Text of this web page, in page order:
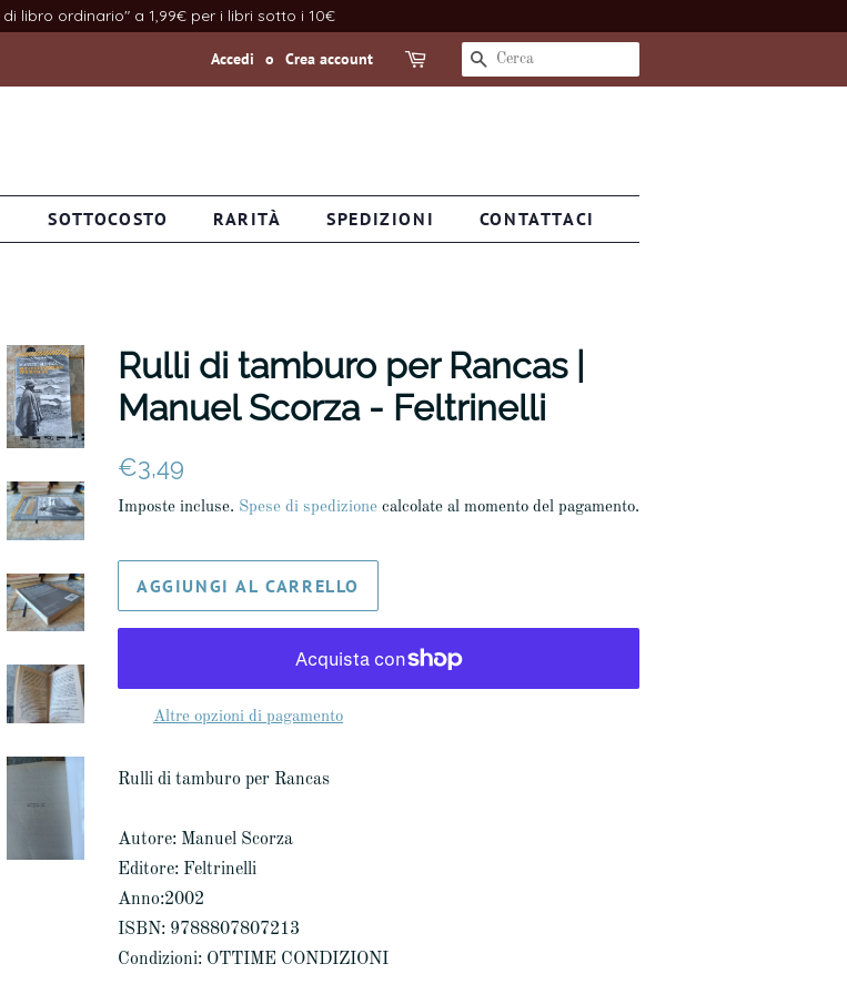
libro ordinario" a 1,99€ per i libri sotto i 10€
Accedi o Crea account CERCA
SOTTOCOSTO RARITÀ SPEDIZIONI CONTATTACI
Rulli di tamburo per Rancas |
Manuel Scorza - Feltrinelli
Prezzo
listino
€3,49
Imposte incluse. Spese di spedizione calcolate al momento del pagamento.
AGGIUNGI AL CARRELLO
Altre opzioni di pagamento
Rulli di tamburo per Rancas
Autore: Manuel Scorza
Editore: Feltrinelli
Anno:2002
ISBN: 9788807807213
Condizioni: OTTIME CONDIZIONI